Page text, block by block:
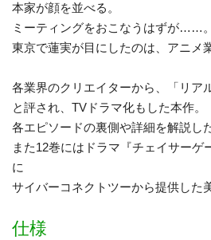
本家が顔を並べる。
ミーティングをおこなうはずが……。
東京で蓮実が目にしたのは、アニメ
各業界のクリエイターから、「リア
と評され、TVドラマ化もした本作。
各エピソードの裏側や詳細を解説し
また12巻にはドラマ『チェイサーゲ
に
サイバーコネクトツーから提供した
仕様